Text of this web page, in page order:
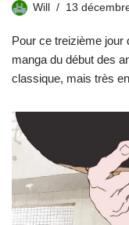
Will 13
Pour ce treizième jour
manga du début des
classique, mais très